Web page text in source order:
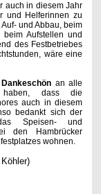
auch in diesem Jahr
und Helferinnen zu
und Abbau, beim
Aufstellen und
des Festbetriebes
wäre eine
an alle
dass die
auch in diesem
bedankt sich der
Speisen- und
den Hambrücker
wohnen.